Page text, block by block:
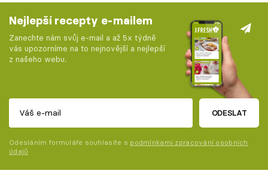
Nejlepší recepty e-mailem
Zanechte nám svůj e-mail a až 5x týdně
vás upozorníme na to nejnovější a nejlepší
z našeho webu.
ODESLAT
Odesláním formuláře souhlasíte s podmínkami zpracování osobních
údajů